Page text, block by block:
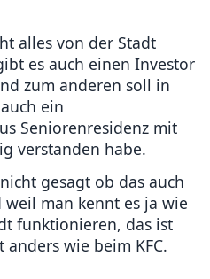
alles von der Stadt
es auch einen Investor
zum anderen soll in
ein
Seniorenresidenz mit
verstanden habe.
gesagt ob das auch
man kennt es ja wie
funktionieren, das ist
wie beim KFC.